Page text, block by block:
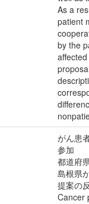
As a
patient
by the
がん患
参加
都道府
島根県
提案の
Cancer